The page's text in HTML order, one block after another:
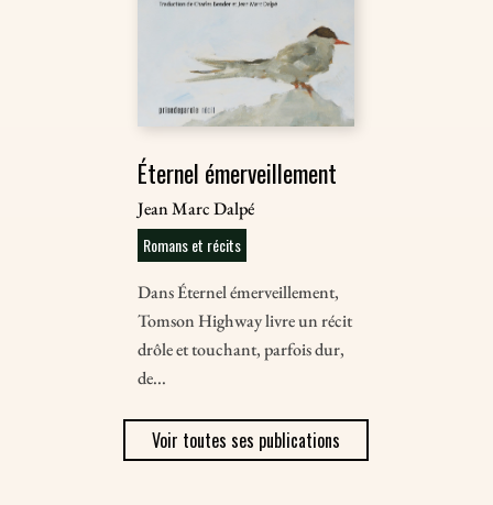
Éternel émerveillement
Jean Marc Dalpé
Romans et récits
Dans Éternel émerveillement,
Tomson Highway livre un récit
drôle et touchant, parfois dur,
de...
Voir toutes ses publications